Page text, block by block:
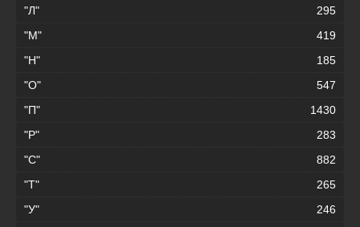
"Л"
295
"М"
419
"Н"
185
"О"
547
"П"
1430
"Р"
283
"С"
882
"Т"
265
"У"
246